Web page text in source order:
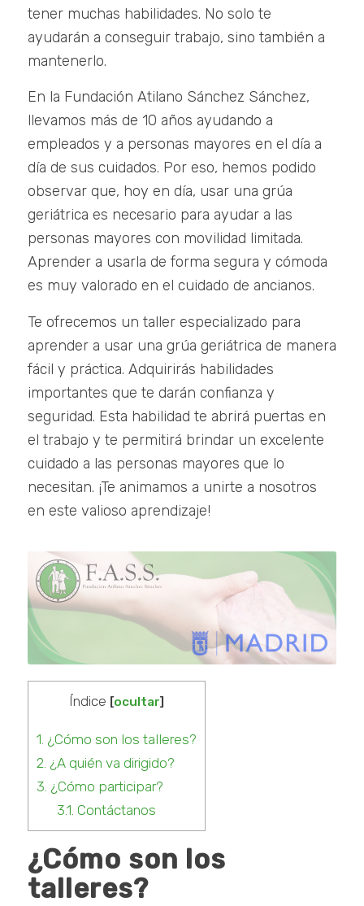
tener muchas habilidades. No solo te
ayudarán a conseguir trabajo, sino también a
mantenerlo.
En la Fundación Atilano Sánchez Sánchez,
llevamos más de 10 años ayudando a
empleados y a personas mayores en el día a
día de sus cuidados. Por eso, hemos podido
observar que, hoy en día, usar una grúa
geriátrica es necesario para ayudar a las
personas mayores con movilidad limitada.
Aprender a usarla de forma segura y cómoda
es muy valorado en el cuidado de ancianos.
Te ofrecemos un taller especializado para
aprender a usar una grúa geriátrica de manera
fácil y práctica. Adquirirás habilidades
importantes que te darán confianza y
seguridad. Esta habilidad te abrirá puertas en
el trabajo y te permitirá brindar un excelente
cuidado a las personas mayores que lo
necesitan. ¡Te animamos a unirte a nosotros
en este valioso aprendizaje!
Índice [ocultar]
1. ¿Cómo son los talleres?
2. ¿A quién va dirigido?
3. ¿Cómo participar?
3.1. Contáctanos
¿Cómo son los
talleres?